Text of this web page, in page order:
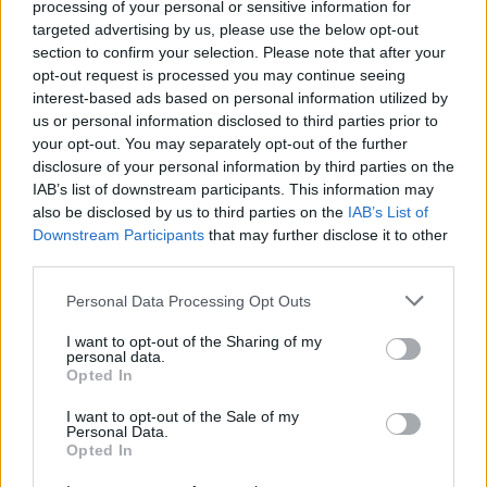
processing of your personal or sensitive information for
targeted advertising by us, please use the below opt-out
section to confirm your selection. Please note that after your
opt-out request is processed you may continue seeing
interest-based ads based on personal information utilized by
us or personal information disclosed to third parties prior to
your opt-out. You may separately opt-out of the further
disclosure of your personal information by third parties on the
IAB’s list of downstream participants. This information may
also be disclosed by us to third parties on the IAB’s List of
Downstream Participants that may further disclose it to other
Personal Data Processing Opt Outs
I want to opt-out of the Sharing of my
personal data.
Opted In
I want to opt-out of the Sale of my
Personal Data.
Opted In
makina përplas për vdekje
këmbësorin; drejtuesi
shoqërohet në polici
Milano, gjashtë qendra
tregtare zbrazen pas
mesazhit me email
SHBA ndal përkohësisht
të grupeve kriminale
Protesta e 67-të,
“Shqipëria meriton